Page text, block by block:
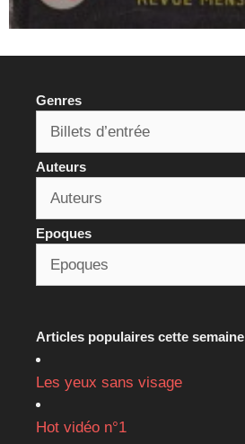
Genres
Auteurs
Epoques
Articles populaires cette semaine
Les yeux sans visage
Hot vidéo n°1